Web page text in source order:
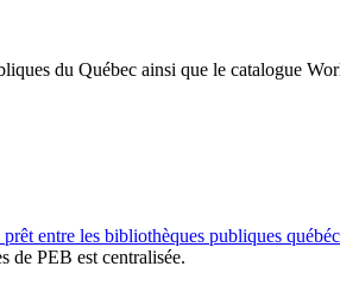
du Québec ainsi que le catalogue
entre les bibliothèques publiques
de PEB est centralisée.